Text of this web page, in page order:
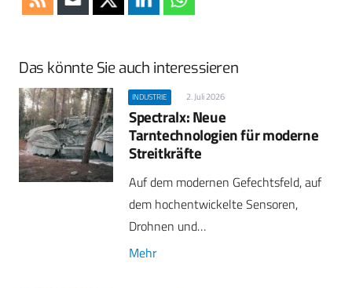
Das könnte Sie auch interessieren
INDUSTRIE 2. Juli 2026
Spectralx: Neue
Tarntechnologien für moderne
Streitkräfte
Auf dem modernen Gefechtsfeld, auf
dem hochentwickelte Sensoren,
Drohnen und…
Mehr